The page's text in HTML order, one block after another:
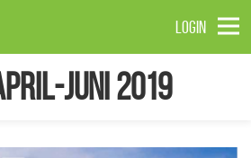
LOGIN
Juni 2019